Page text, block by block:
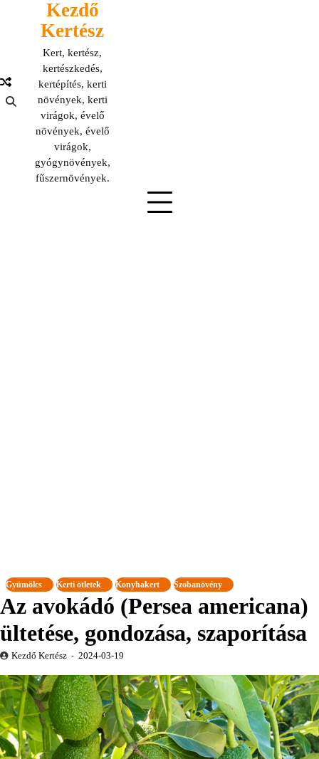
Kezdő
Kertész
Kert, kertész,
kertészkedés,
kertépítés, kerti
növények, kerti
virágok, évelő
növények, évelő
virágok,
gyógynövények,
fűszernövények.
Gyümölcs Kerti ötletek Konyhakert Szobanövény
Az avokádó (Persea americana)
ültetése, gondozása, szaporítása
Kezdő Kertész 2024-03-19